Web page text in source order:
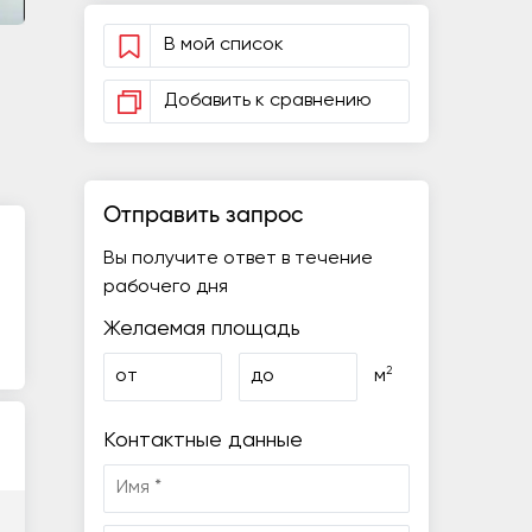
В мой список
Добавить к сравнению
Отправить запрос
Вы получите ответ в течение
рабочего дня
Желаемая площадь
от до м2
Контактные данные